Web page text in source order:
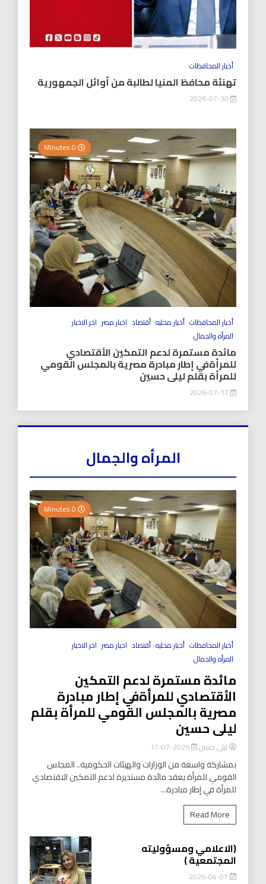
أخبار المحافظات
تهنئة محافظ المنيا لطالبة من أوائل الجمهورية
أخبار المحافظات أخبار محليه أقتصاد اخبار مصر اخر الاخبار
المرأه والجمال
مائدة مستمرة لدعم التمكين الأقتصادي
للمرأةفي إطار مبادرة مصرية بالمجلس القومي
للمرأة بقلم ليلى حسين
المرأه والجمال
أخبار المحافظات أخبار محليه أقتصاد اخبار مصر اخر الاخبار
المرأه والجمال
مائدة مستمرة لدعم التمكين
الأقتصادي للمرأةفي إطار مبادرة
مصرية بالمجلس القومي للمرأة بقلم
ليلى حسين
ليلى حسين 2026-07-17
بمشاركة واسعة من الوزارات والهيئات الحكومية.. المجلس
القومي للمرأة يعقد مائدة مستديرة لدعم التمكين الاقتصادي
للمرأة في إطار مبادرة...
Read More
(الاعلامي ومسؤوليته
المجتمعية )
2026-04-07